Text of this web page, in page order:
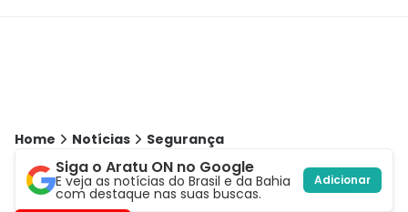
Home Notícias Segurança
Siga o Aratu ON no Google
E veja as notícias do Brasil e da Bahia
com destaque nas suas buscas.
Adicionar